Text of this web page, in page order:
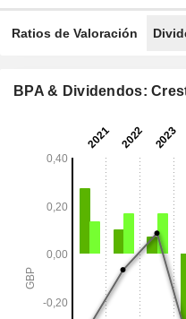
Ratios de Valoración
BPA & Dividendos: